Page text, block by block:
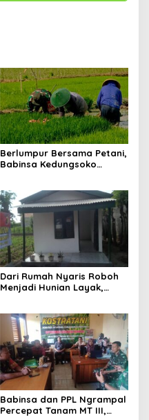
Berlumpur Bersama Petani,
Babinsa Kedungsoko
Dari Rumah Nyaris Roboh
Menjadi Hunian Layak,
Babinsa dan PPL Ngrampal
Percepat Tanam MT III,